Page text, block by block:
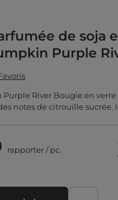
de soja
Purple
River Bougie en verre
notes de citrouille
rapporter/pc.